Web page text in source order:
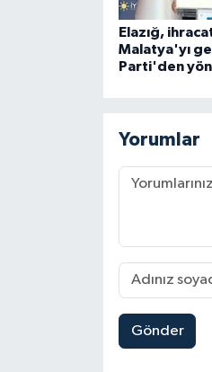
Elazığ,
Malatya'yı
Parti'den
Yorumlar
Gönder